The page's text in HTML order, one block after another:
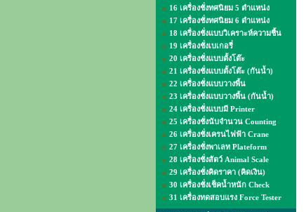
16 เครื่องชั่งทศนิยม 5 ตำแหน่ง
17 เครื่องชั่งทศนิยม 6 ตำแหน่ง
18 เครื่องชั่งแบบวิเคราะห์ความชื้น
19 เครื่องชั่งเบเกอรี่
20 เครื่องชั่งแบบตั้งโต๊ะ
21 เครื่องชั่งแบบตั้งโต๊ะ (กันน้ำ)
22 เครื่องชั่งแบบวางพื้น
23 เครื่องชั่งแบบวางพื้น (กันน้ำ)
24 เครื่องชั่งแบบมี Printer
25 เครื่องชั่งนับจำนวน Counting
26 เครื่องชั่งเครนไฟฟ้า Crane
27 เครื่องชั่งพาเลท Plateform
28 เครื่องชั่งสัตว์ Animal Scale
29 เครื่องชั่งคิดราคา (คิดเงิน)
30 เครื่องชั่งเช็คน้ำหนัก Check
31 เครื่องทดสอบแรง Force Tester